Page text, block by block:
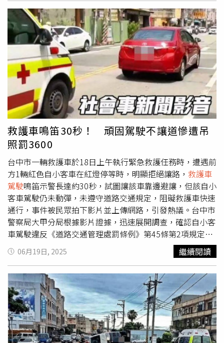
回應。為了不延誤孩子的治療，夫妻倆當下只好先匯給其中
一名司機一半的訂金，直到孩子順利抵達醫院後，唐男又將
剩餘1.4萬元人民幣（約台幣5.7萬元）的尾款，轉帳給另一
救護車駕駛。然而奇怪的是，該輛救護車並非屬江西省兒
童醫院，而是由一家名為「南昌贛醫醫院」的民營機構派
遣，且對方不僅沒給任何收費證明，兩筆錢還是直接匯入司
機的個人帳戶，引起唐男質疑是否遭到趁火打劫，於是向江
西省衛健部門投訴。對此，江西省衛健委表示，經查發現救
護車所有方南昌贛醫醫院存在「收費不合理」等問題，已責
令退回不合理收費，並暫停醫療轉運服務，後續將進一步展
開調查，如若查獲違規事項將嚴肅查處。
救護車鳴笛30秒！ 頑固駕駛不讓道慘遭吊
照罰3600
台中市一輛救護車於18日上午執行緊急救護任務時，遭遇前
方1輛紅色自小客車在紅燈停等時，明顯拒絕讓路， 救護車
駕駛鳴笛示警長達約30秒，試圖讓該車靠邊避讓，但該自小
客車駕駛仍未動彈，未遵守道路交通規定，阻礙救護車快速
通行，事件被民眾拍下影片並上傳網路，引發熱議。台中市
警察局大甲分局根據影片證據，迅速展開調查，確認自小客
車駕駛違反《道路交通管理處罰條例》第45條第2項規定，
依法對該駕駛人開罰3600元罰鍰，並吊銷其駕駛執照。警
方強調，救護車執行緊急任務時，其他車輛必須立即讓道，
確保救護車能快速抵達現場救援，避免延誤生命救援的黃金
時間。大甲分局分局長謝建國表示，用路人遇到救護車鳴笛
時，應主動打方向燈靠邊停車，為緊急救援讓出一條安全通
道，這不僅是法律責任，更是對他人生命的尊重和珍惜，也
呼籲所有駕駛人遵守交通規則，勿因一時疏忽而影響他人救
命行動。
06月19日, 2025 繼續閱讀